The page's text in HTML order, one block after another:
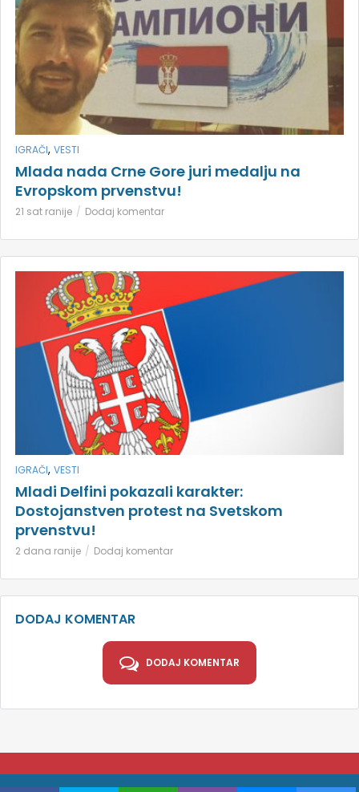
IGRAČI, VESTI
Mlada nada Crne Gore juri medalju na
Evropskom prvenstvu!
21 sat ranije Dodaj komentar
IGRAČI, VESTI
Mladi Delfini pokazali karakter:
Dostojanstven protest na Svetskom
prvenstvu!
2 dana ranije Dodaj komentar
DODAJ KOMENTAR
DODAJ KOMENTAR